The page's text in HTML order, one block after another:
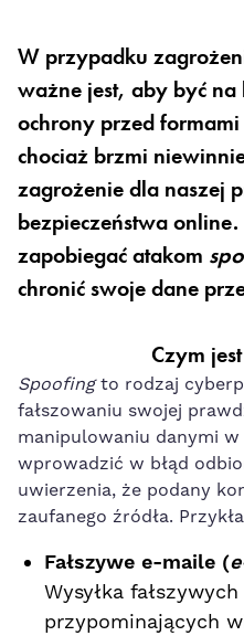
W przypadku
ważne jest, aby być na
ochrony przed
chociaż brzmi
zagrożenie dla naszej
bezpieczeństwa
zapobiegać atakom
chronić swoje dane
Czym jest
Spoofingto rodzaj
fałszowaniu swojej
manipulowaniu danymi
wprowadzić w błąd
uwierzenia, że podany
zaufanego źródła.
Fałszywe e-maile (
Wysyłka
przypominających